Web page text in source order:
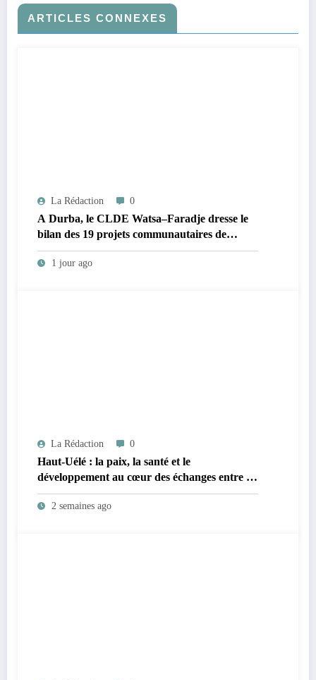
ARTICLES CONNEXES
La Rédaction 0
A Durba, le CLDE Watsa–Faradje dresse le
bilan des 19 projets communautaires de
cahier de charge signé avec KGM S.A et
prépare le deuxième quinquennat
1 jour ago
La Rédaction 0
Haut-Uélé : la paix, la santé et le
développement au cœur des échanges entre le
vice-gouverneur Christophe Dara Matata et
les chefs des secteurs de Gombari et de
2 semaines ago